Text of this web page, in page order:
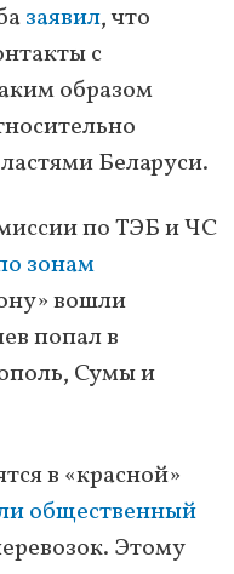
заявил, что
с
образом
Беларуси.
по ТЭБ и ЧС
зонам
вошли
попал в
Сумы и
в «красной»
общественный
Этому